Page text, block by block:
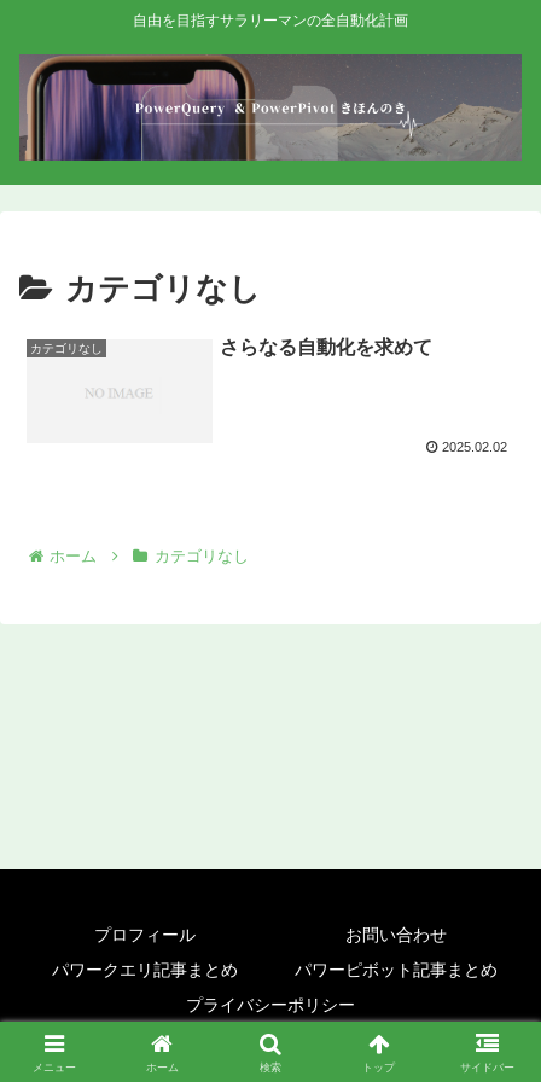
自由を目指すサラリーマンの全自動化計画
カテゴリなし
カテゴリなし さらなる自動化を求めて
2025.02.02
ホーム カテゴリなし
プロフィール
お問い合わせ
パワークエリ記事まとめ
パワーピボット記事まとめ
プライバシーポリシー
© 2024 パワークエリ パワーピボット きほんのき.
メニュー ホーム 検索 トップ サイドバー